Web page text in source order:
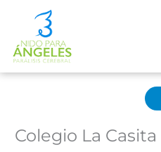
contenido
Colegio La